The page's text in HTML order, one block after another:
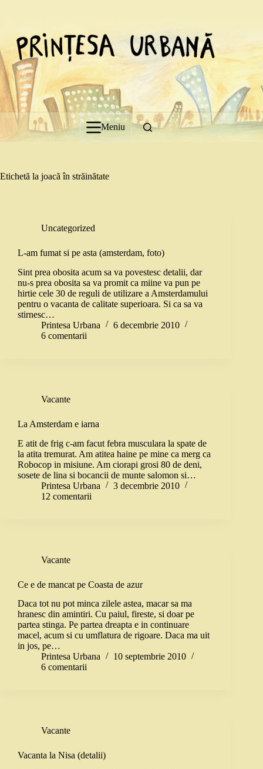
Meniu
Etichetă la joacă în străinătate
Uncategorized
L-am fumat si pe asta (amsterdam, foto)
Sint prea obosita acum sa va povestesc detalii, dar
nu-s prea obosita sa va promit ca miine va pun pe
hirtie cele 30 de reguli de utilizare a Amsterdamului
pentru o vacanta de calitate superioara. Si ca sa va
stirnesc…
Printesa Urbana
6 decembrie 2010
6 comentarii
Vacante
La Amsterdam e iarna
E atit de frig c-am facut febra musculara la spate de
la atita tremurat. Am atitea haine pe mine ca merg ca
Robocop in misiune. Am ciorapi grosi 80 de deni,
sosete de lina si bocancii de munte salomon si…
Printesa Urbana
3 decembrie 2010
12 comentarii
Vacante
Ce e de mancat pe Coasta de azur
Daca tot nu pot minca zilele astea, macar sa ma
hranesc din amintiri. Cu paiul, fireste, si doar pe
partea stinga. Pe partea dreapta e in continuare
macel, acum si cu umflatura de rigoare. Daca ma uit
in jos, pe…
Printesa Urbana
10 septembrie 2010
6 comentarii
Vacante
Vacanta la Nisa (detalii)